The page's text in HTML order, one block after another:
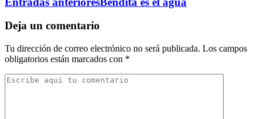
Deja un comentario
Tu dirección de correo electrónico no será publicada. Los campos
obligatorios están marcados con *